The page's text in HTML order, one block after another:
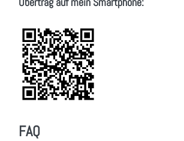
FAQ